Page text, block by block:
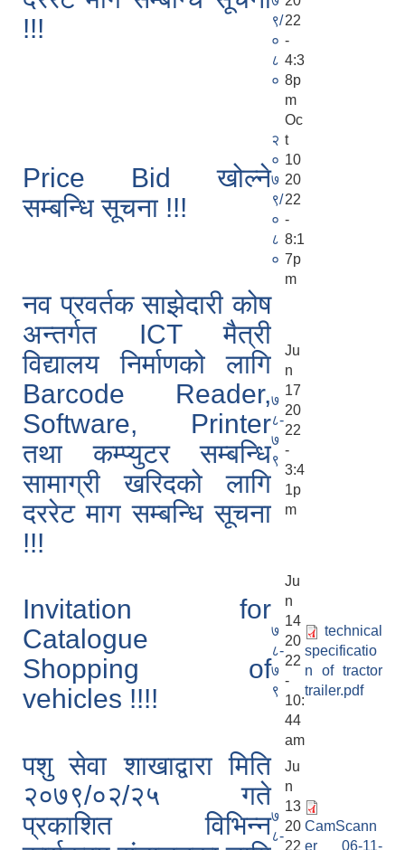
!!!
९/
०
८
०
22
-
4:3
8p
m
Price Bid खोल्ने
सम्बन्धि सूचना !!!
२
०
७
९/
०
८
०
Oc
t
10
20
22
-
8:1
7p
m
नव प्रवर्तक साझेदारी कोष
अन्तर्गत ICT मैत्री
विद्यालय निर्माणको लागि
Barcode Reader,
Software, Printer
तथा कम्प्युटर सम्बन्धि
सामाग्री खरिदको लागि
दररेट माग सम्बन्धि सूचना
!!!
७
८-
७
९
Ju
n
17
20
22
-
3:4
1p
m
Invitation for
Catalogue
Shopping of
vehicles !!!!
७
८-
७
९
Ju
n
14
20
22
-
10:
44
am
technical
specificatio
n of tractor
trailer.pdf
पशु सेवा शाखाद्वारा मिति
२०७९/०२/२५ गते
प्रकाशित विभिन्न७
८-
Ju
n
13
20
22
CamScann
er 06-11-